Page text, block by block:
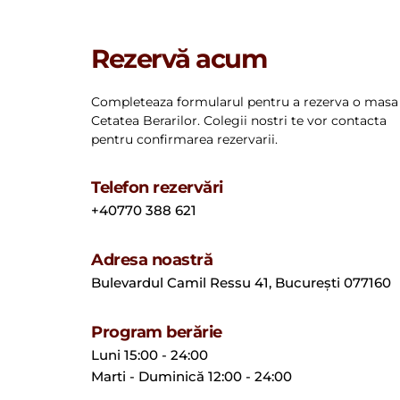
Rezervă acum
Completeaza formularul pentru a rezerva o
Cetatea Berarilor. Colegii nostri te vor contacta
pentru confirmarea rezervarii.
Telefon rezervări
+40770 388 621
Adresa noastră
Bulevardul Camil Ressu 41, București 077160
Program berărie
Luni 15:00 - 24:00
Marti - Duminică 12:00 - 24:00